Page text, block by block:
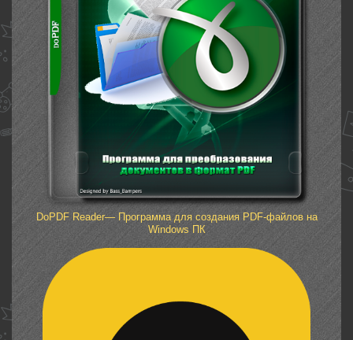
DoPDF Reader— Программа для создания PDF-файлов на
Windows ПК